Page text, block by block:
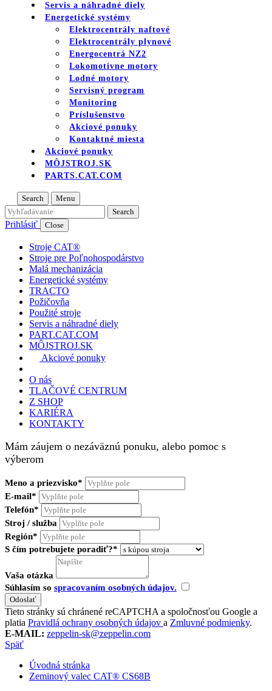
Servis a náhradné diely
Energetické systémy
Elektrocentrály naftové
Elektrocentrály plynové
Energocentrá NZ2
Lokomotívne motory
Lodné motory
Servisný program
Monitoring
Príslušenstvo
Akciové ponuky
Kontaktné miesta
Akciové ponuky
MÔJSTROJ.SK
PARTS.CAT.COM
Search Menu
Prihlásiť Close
Stroje CAT®
Stroje pre Poľnohospodárstvo
Malá mechanizácia
Energetické systémy
TRACTO
Požičovňa
Použité stroje
Servis a náhradné diely
PART.CAT.COM
MÔJSTROJ.SK
Akciové ponuky
O nás
TLAČOVÉ CENTRUM
Z SHOP
KARIÉRA
KONTAKTY
Mám záujem o nezáväznú ponuku, alebo pomoc s
výberom
Meno a priezvisko*
E-mail*
Telefón*
Stroj / služba
Región*
S čím potrebujete poradiť?*
Vaša otázka
Súhlasím so spracovaním osobných údajov.
Tieto stránky sú chránené reCAPTCHA a spoločnosťou Google a
platia Pravidlá ochrany osobných údajov a Zmluvné podmienky.
E-MAIL: zeppelin-sk@zeppelin.com
Späť
Úvodná stránka
Zeminový valec CAT® CS68B